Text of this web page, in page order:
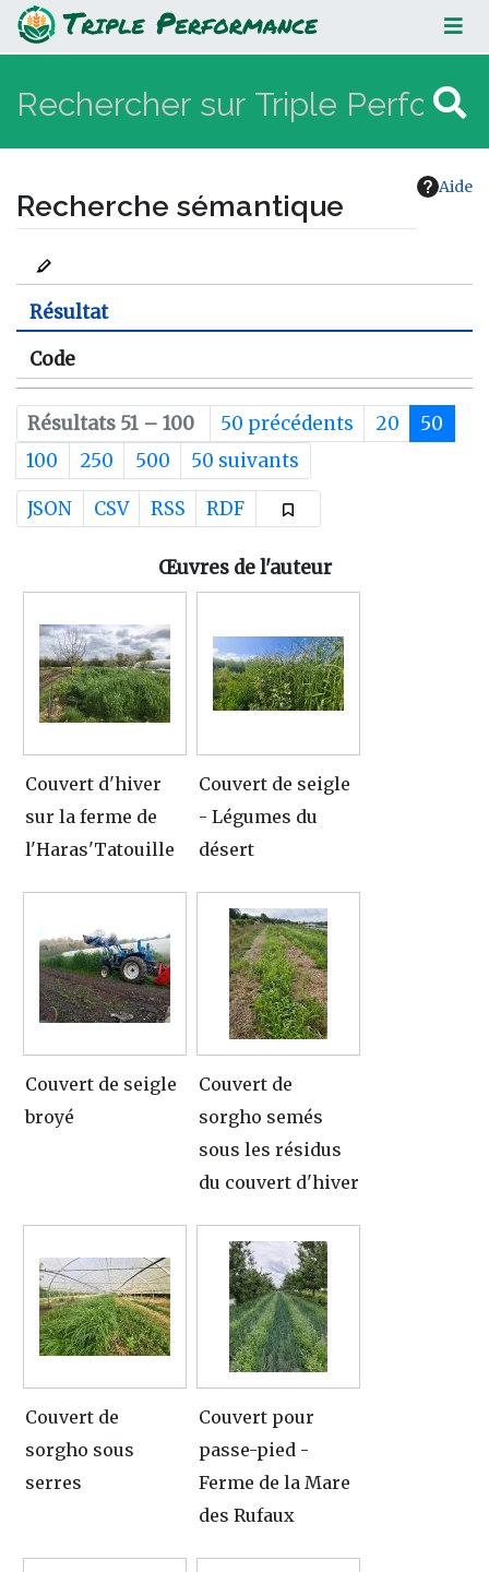
Aide
Recherche sémantique
Aller à :
Résultat
Code
Résultats 51 – 100 50 précédents 20
50
100
250 500 50 suivants
JSON CSV RSS RDF
Œuvres de l'auteur
Couvert d'hiver
sur la ferme de
l'Haras'Tatouille
Couvert de seigle
- Légumes du
désert
Couvert de seigle
broyé
Couvert de
sorgho semés
sous les résidus
du couvert d'hiver
Couvert de
sorgho sous
serres
Couvert pour
passe-pied -
Ferme de la Mare
des Rufaux